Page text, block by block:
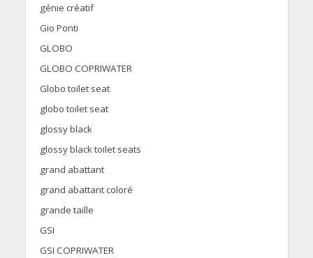
génie créatif
Gio Ponti
GLOBO
GLOBO COPRIWATER
Globo toilet seat
globo toilet seat
glossy black
glossy black toilet seats
grand abattant
grand abattant coloré
grande taille
GSI
GSI COPRIWATER